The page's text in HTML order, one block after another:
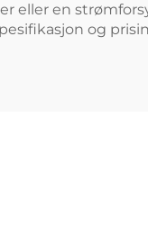
eller en
og